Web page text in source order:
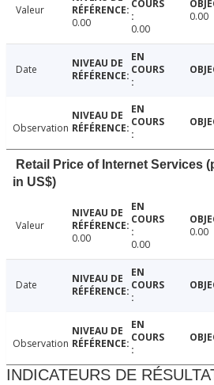
Valeur
0.00
0.00
0.00
Date
Observation
Retail Price of Internet Services
in US$)
Valeur
0.00
0.00
0.00
Date
Observation
INDICATEURS DE